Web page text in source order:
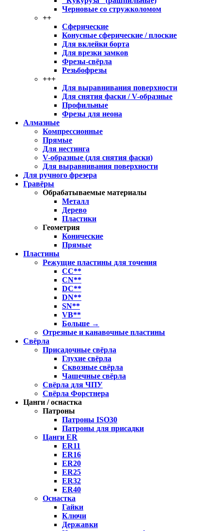
Черновые со стружколомом
++
Сферические
Конусные сферические / плоские
Для вклейки борта
Для врезки замков
Фрезы-свёрла
Резьбофрезы
+++
Для выравнивания поверхности
Для снятия фаски / V-образные
Профильные
Фрезы для неона
Алмазные
Компрессионные
Прямые
Для нестинга
V-образные (для снятия фаски)
Для выравнивания поверхности
Для ручного фрезера
Гравёры
Обрабатываемые материалы
Металл
Дерево
Пластики
Геометрия
Конические
Прямые
Пластины
Режущие пластины для точения
CC**
CN**
DC**
DN**
SN**
VB**
Больше →
Отрезные и канавочные пластины
Свёрла
Присадочные свёрла
Глухие свёрла
Сквозные свёрла
Чашечные свёрла
Свёрла для ЧПУ
Свёрла Форстнера
Цанги / оснастка
Патроны
Патроны ISO30
Патроны для присадки
Цанги ER
ER11
ER16
ER20
ER25
ER32
ER40
Оснастка
Гайки
Ключи
Державки